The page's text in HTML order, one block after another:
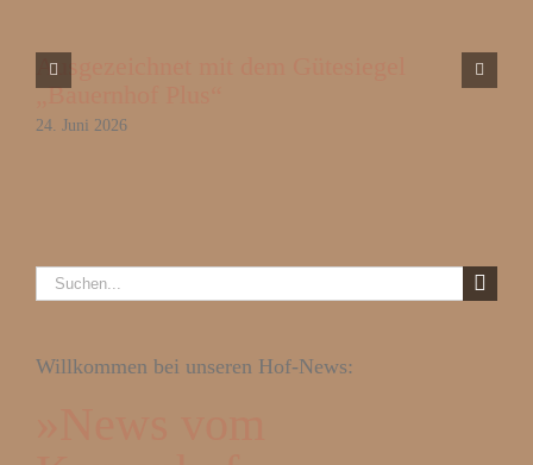
Ausgezeichnet mit dem Gütesiegel
„Bauernhof Plus“
24. Juni 2026
Suche
nach:
Willkommen bei unseren Hof-News: